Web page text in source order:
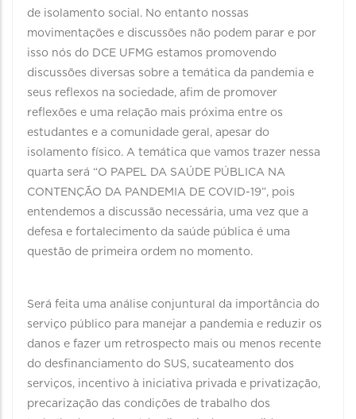
de isolamento social. No entanto nossas
movimentações e discussões não podem parar e por
isso nós do DCE UFMG estamos promovendo
discussões diversas sobre a temática da pandemia e
seus reflexos na sociedade, afim de promover
reflexões e uma relação mais próxima entre os
estudantes e a comunidade geral, apesar do
isolamento físico. A temática que vamos trazer nessa
quarta será “O PAPEL DA SAÚDE PÚBLICA NA
CONTENÇÃO DA PANDEMIA DE COVID-19”, pois
entendemos a discussão necessária, uma vez que a
defesa e fortalecimento da saúde pública é uma
questão de primeira ordem no momento.
Será feita uma análise conjuntural da importância do
serviço público para manejar a pandemia e reduzir os
danos e fazer um retrospecto mais ou menos recente
do desfinanciamento do SUS, sucateamento dos
serviços, incentivo à iniciativa privada e privatização,
precarização das condições de trabalho dos